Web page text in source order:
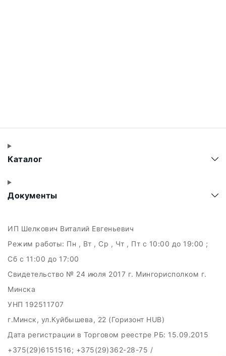
Каталог
Документы
ИП Шелкович Виталий Евгеньевич
Режим работы: Пн , Вт , Ср , Чт , Пт c 10:00 до 19:00 ;
Сб c 11:00 до 17:00
Свидетельство № 24 июля 2017 г. Мингорисполком г.
Минска
УНП 192511707
г.Минск, ул.Куйбышева, 22 (Горизонт HUB)
Дата регистрации в Торговом реестре РБ: 15.09.2015
+375(29)6151516; +375(29)362-28-75 /